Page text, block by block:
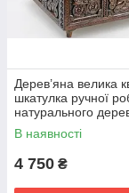
Дерев’яна велика
шкатулка ручної
натурального
см
В наявності
4 750 ₴